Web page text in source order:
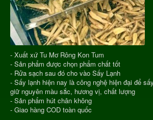
- Xuất xứ Tu Mơ Rông Kon Tum
- Sản phẩm được chọn phẩm chất tốt
- Rửa sạch sau đó cho vào Sấy Lạnh
- Sấy lạnh hiện nay là công nghệ hiện đại để
giữ nguyên màu sắc, hương vị, chất lượng
- Sản phẩm hút chân không
- Giao hàng COD toàn quốc